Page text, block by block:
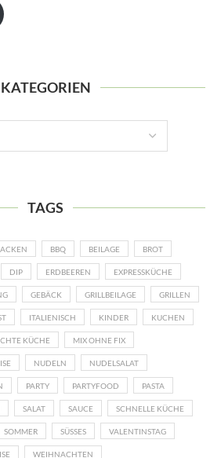
KATEGORIEN
TAGS
BBQ BEILAGE BROT
DIP ERDBEEREN EXPRESSKÜCHE
GEBÄCK GRILLBEILAGE GRILLEN
ITALIENISCH KINDER KUCHEN
KÜCHE MIX OHNE FIX
NUDELN NUDELSALAT
PARTY PARTYFOOD PASTA
SALAT SAUCE SCHNELLE KÜCHE
SOMMER SÜSSES VALENTINSTAG
WEIHNACHTEN